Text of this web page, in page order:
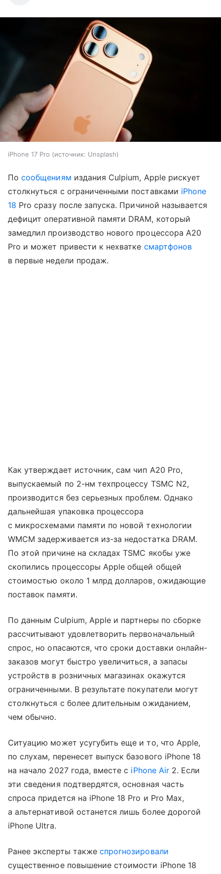
iPhone 17 Pro источник: Unsplash
Посообщениям издания Culpium, Apple рискует
столкнуться с ограниченными поставками iPhone
18 Pro сразу после запуска. Причиной называется
дефицит оперативной памяти DRAM, который
замедлил производство нового процессора A20
Pro и может привести к нехватке смартфонов
в первые недели продаж.
Как утверждает источник, сам чип A20 Pro,
выпускаемый по 2-нм техпроцессу TSMC N2,
производится без серьезных проблем. Однако
дальнейшая упаковка процессора
с микросхемами памяти по новой технологии
WMCM задерживается из-за недостатка DRAM.
По этой причине на складах TSMC якобы уже
скопились процессоры Apple общей общей
стоимостью около 1 млрд долларов, ожидающие
поставок памяти.
По данным Culpium, Apple и партнеры по сборке
рассчитывают удовлетворить первоначальный
спрос, но опасаются, что сроки доставки онлайн-
заказов могут быстро увеличиться, а запасы
устройств в розничных магазинах окажутся
ограниченными. В результате покупатели могут
столкнуться с более длительным ожиданием,
чем обычно.
Ситуацию может усугубить еще и то, что Apple,
по слухам, перенесет выпуск базового iPhone 18
на начало 2027 года, вместе с iPhone Air2. Если
эти сведения подтвердятся, основная часть
спроса придется на iPhone 18 Pro и Pro Max,
а альтернативой останется лишь более дорогой
iPhone Ultra.
Ранее эксперты такжеспрогнозировали
существенное повышение стоимости iPhone 18